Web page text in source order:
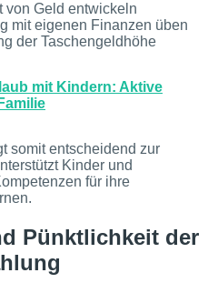
von Geld entwickeln
mit eigenen Finanzen üben
der Taschengeldhöhe
mit Kindern: Aktive
somit entscheidend zur
Kinder und
für ihre
Pünktlichkeit der